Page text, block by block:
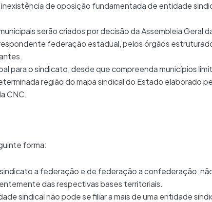
de oposição fundamentada de entidade
serão criados por decisão da Assembleia Geral
federação estadual, pelos órgãos
para o sindicato, desde que compreenda municípios
região do mapa sindical do Estado elaborado
CNC.
forma:
a federação e de federação a confederação,
das respectivas bases territoriais.
sindical não pode se filiar a mais de uma entidade